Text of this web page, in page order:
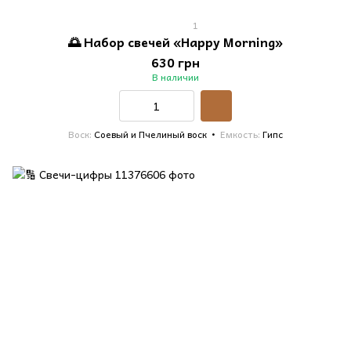
1
🌅 Набор свечей «Happy Morning»
630 грн
В наличии
Воск Соевый и Пчелиный воск Емкость Гипс